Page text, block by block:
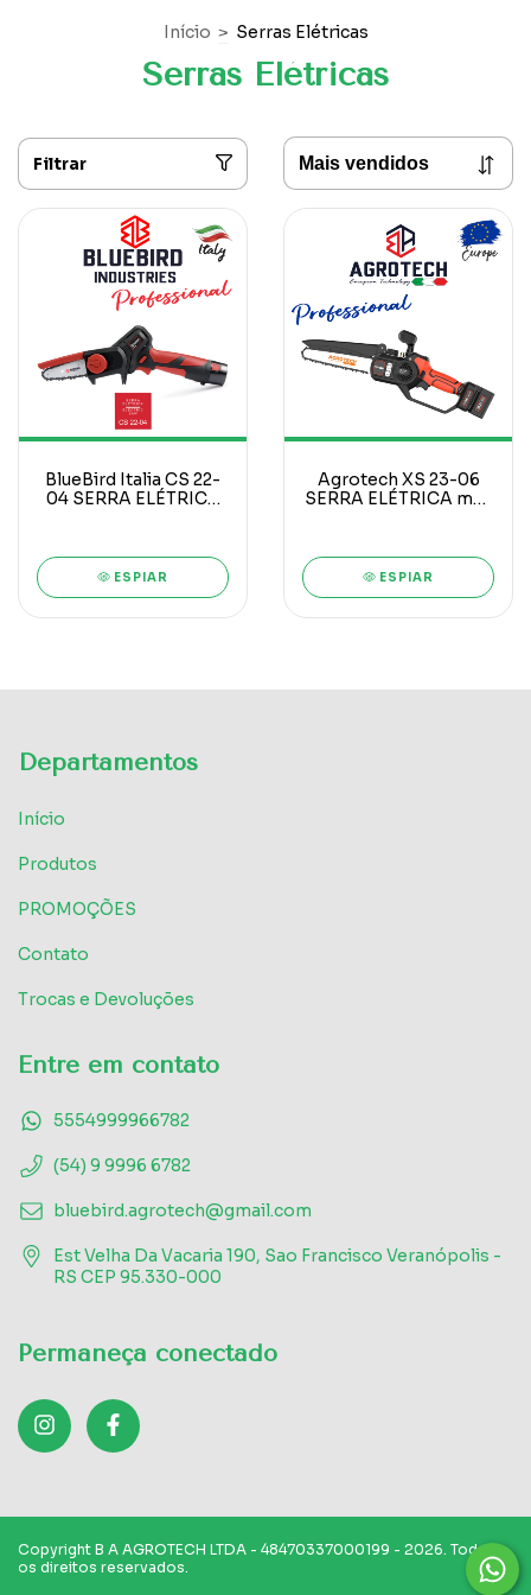
Início > Serras Elétricas
Serras Elétricas
Filtrar
BlueBird Italia CS 22-
04 SERRA ELÉTRICA
ESPIAR
Agrotech XS 23-06
SERRA ELÉTRICA max
ESPIAR
Departamentos
Início
Produtos
PROMOÇÕES
Contato
Trocas e Devoluções
Entre em contato
5554999966782
(54) 9 9996 6782
bluebird.agrotech@gmail.com
Est Velha Da Vacaria 190, Sao Francisco Veranópolis -
RS CEP 95.330-000
Permaneça conectado
Copyright B A AGROTECH LTDA - 48470337000199 - 2026. Todos
os direitos reservados.